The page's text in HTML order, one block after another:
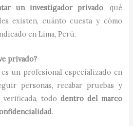
un investigador privado, qué
existen, cuánto cuesta y cómo
en Lima, Perú.
privado?
es un profesional especializado en
personas, recabar pruebas y
todo dentro del marco
.